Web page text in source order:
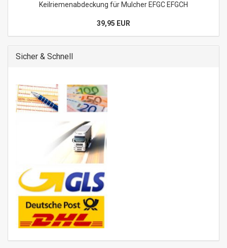
Keilriemenabdeckung für Mulcher EFGC EFGCH
39,95 EUR
Sicher & Schnell